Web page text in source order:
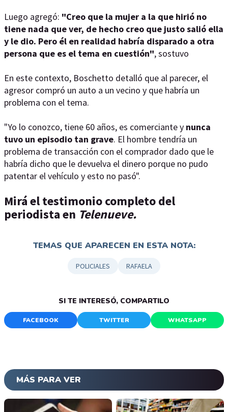
Luego agregó: "Creo que la mujer a la que hirió no
tiene nada que ver, de hecho creo que justo salió ella
y le dio. Pero él en realidad habría disparado a otra
persona que es el tema en cuestión", sostuvo
En este contexto, Boschetto detalló que al parecer, el
agresor compró un auto a un vecino y que habría un
problema con el tema.
"Yo lo conozco, tiene 60 años, es comerciante y nunca
tuvo un episodio tan grave. El hombre tendría un
problema de transacción con el comprador dado que le
habría dicho que le devuelva el dinero porque no pudo
patentar el vehículo y esto no pasó".
Mirá el testimonio completo del
periodista en Telenueve.
TEMAS QUE APARECEN EN ESTA NOTA:
POLICIALES RAFAELA
SI TE INTERESÓ, COMPARTILO
FACEBOOK TWITTER WHATSAPP
MÁS PARA VER